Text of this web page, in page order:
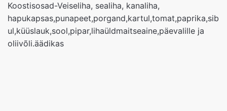
Koostisosad-Veiseliha, sealiha, kanaliha,
hapukapsas,punapeet,porgand,kartul,tomat,paprika,sib
ul,küüslauk,sool,pipar,lihaüldmaitseaine,päevalille ja
oliivõli.äädikas